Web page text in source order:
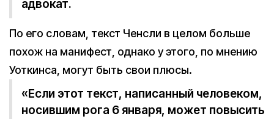
адвокат.
По его словам, текст Ченсли в целом больше
похож на манифест, однако у этого, по мнению
Уоткинса, могут быть свои плюсы.
«Если этот текст, написанный человеком,
носившим рога 6 января, может повысить